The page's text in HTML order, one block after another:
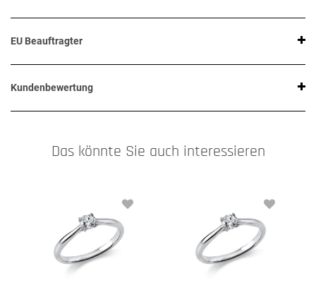
EU Beauftragter
Kundenbewertung
Das könnte Sie auch interessieren